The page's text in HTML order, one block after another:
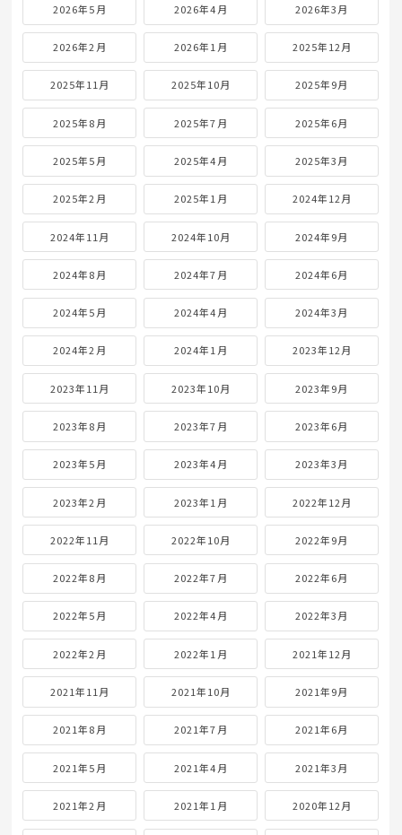
2026年5月 2026年4月 2026年3月
2026年2月 2026年1月 2025年12月
2025年11月 2025年10月 2025年9月
2025年8月 2025年7月 2025年6月
2025年5月 2025年4月 2025年3月
2025年2月 2025年1月 2024年12月
2024年11月 2024年10月 2024年9月
2024年8月 2024年7月 2024年6月
2024年5月 2024年4月 2024年3月
2024年2月 2024年1月 2023年12月
2023年11月 2023年10月 2023年9月
2023年8月 2023年7月 2023年6月
2023年5月 2023年4月 2023年3月
2023年2月 2023年1月 2022年12月
2022年11月 2022年10月 2022年9月
2022年8月 2022年7月 2022年6月
2022年5月 2022年4月 2022年3月
2022年2月 2022年1月 2021年12月
2021年11月 2021年10月 2021年9月
2021年8月 2021年7月 2021年6月
2021年5月 2021年4月 2021年3月
2021年2月 2021年1月 2020年12月